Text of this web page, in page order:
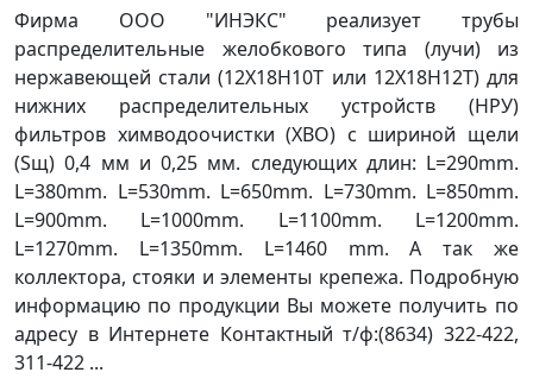
Фирма ООО "ИНЭКС" реализует трубы
распределительные желобкового типа (лучи) из
нержавеющей стали (12Х18Н10Т или 12Х18Н12Т) для
нижних распределительных устройств (НРУ)
фильтров химводоочистки (ХВО) c шириной щели
(Sщ) 0,4 мм и 0,25 мм. следующих длин: L=290mm.
L=380mm. L=530mm. L=650mm. L=730mm. L=850mm.
L=900mm. L=1000mm. L=1100mm. L=1200mm.
L=1270mm. L=1350mm. L=1460 mm. А так же
коллектора, стояки и элементы крепежа. Подробную
информацию по продукции Вы можете получить по
адресу в Интернете Контактный т/ф:(8634) 322-422,
311-422 ...